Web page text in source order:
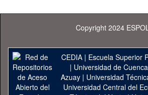
Copyright 2024
CEDIA| Escuela Superior
| Universidad de Cuenca
Azuay| Universidad
Universidad Central del